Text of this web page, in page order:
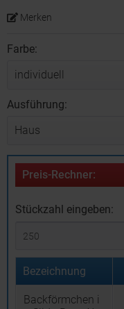
Merken
Farbe:
Ausführung:
Preis-Rechner:
Stückzahl eingeben:
Bezeichnung
Backförmchen i